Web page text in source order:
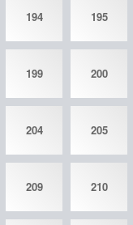
194 195
199 200
204 205
209 210